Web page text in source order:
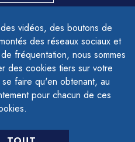
vidéos, des boutons de
des réseaux sociaux et
fréquentation, nous sommes
des cookies tiers sur votre
faire qu'en obtenant, au
pour chacun de ces
CONFORME
DU SITE
LÉGALES
PROTECTION DES DONNÉES
COOKIES